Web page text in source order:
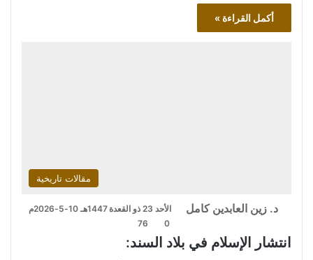
أكمل القراءة »
مقالات تاريخية
د. زين العابدين كامل
الأحد 23 ذو القعدة 1447هـ 10-5-2026م
0
76
انتشار الإسلام في بلاد السند: